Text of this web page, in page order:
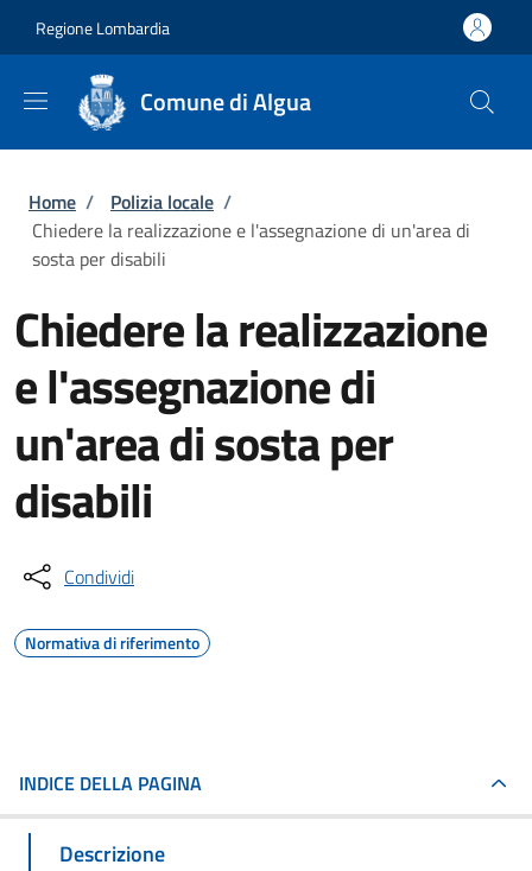
Regione Lombardia
Comune di Algua
Briciole di pane
Home / Polizia locale /
Chiedere la realizzazione e l'assegnazione di un'area di
sosta per disabili
Chiedere la realizzazione
e l'assegnazione di
un'area di sosta per
disabili
Condividi
Normativa di riferimento
INDICE DELLA PAGINA
Descrizione